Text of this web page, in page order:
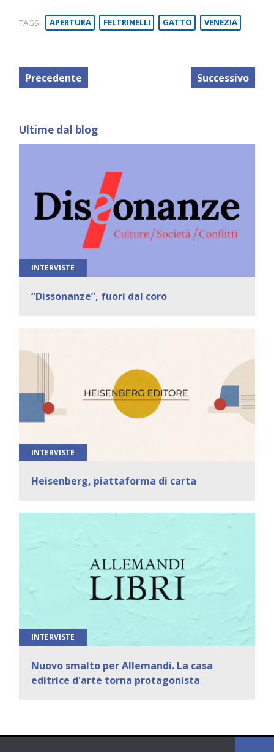
TAGS: APERTURA FELTRINELLI GATTO VENEZIA
Precedente Successivo
Ultime dal blog
INTERVISTE
“Dissonanze”, fuori dal coro
INTERVISTE
Heisenberg, piattaforma di carta
INTERVISTE
Nuovo smalto per Allemandi. La casa
editrice d'arte torna protagonista